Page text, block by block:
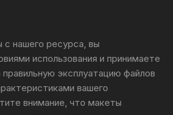
с нашего ресурса, вы
использования и принимаете
эксплуатацию файлов
вашего
внимание, что макеты